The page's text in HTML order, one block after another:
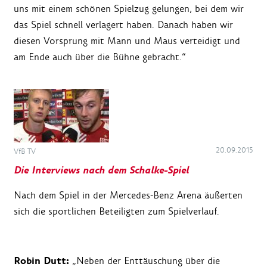
uns mit einem schönen Spielzug gelungen, bei dem wir
das Spiel schnell verlagert haben. Danach haben wir
diesen Vorsprung mit Mann und Maus verteidigt und
am Ende auch über die Bühne gebracht.“
VfB TV 20.09.2015
Die Interviews nach dem Schalke-Spiel
Nach dem Spiel in der Mercedes-Benz Arena äußerten
sich die sportlichen Beteiligten zum Spielverlauf.
Robin Dutt: „Neben der Enttäuschung über die